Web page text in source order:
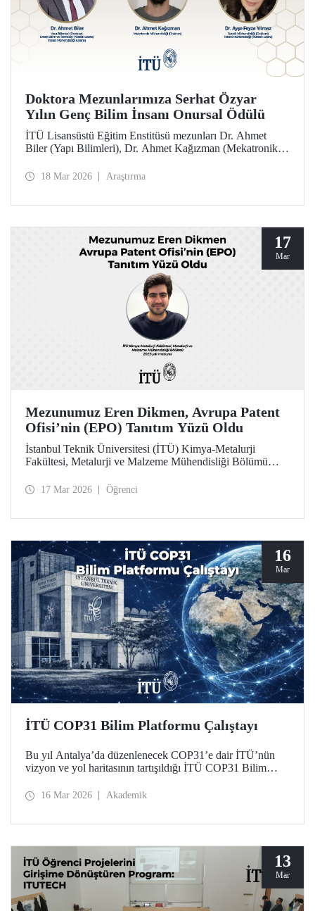
Doktora Mezunlarımıza Serhat Özyar
Yılın Genç Bilim İnsanı Onursal Ödülü
İTÜ Lisansüstü Eğitim Enstitüsü mezunları Dr. Ahmet
Biler (Yapı Bilimleri), Dr. Ahmet Kağızman (Mekatronik
Mühendisliği) doktora tezleri kapsamındaki çalışmalarıyla
18 Mar 2026 Araştırma
17
Mar
Mezunumuz Eren Dikmen, Avrupa Patent
Ofisi’nin (EPO) Tanıtım Yüzü Oldu
İstanbul Teknik Üniversitesi (İTÜ) Kimya-Metalurji
Fakültesi, Metalurji ve Malzeme Mühendisliği Bölümü
başvurduğu "Pan European Seal EPO Young
17 Mar 2026 Öğrenci
16
Mar
İTÜ COP31 Bilim Platformu Çalıştayı
Bu yıl Antalya’da düzenlenecek COP31’e dair İTÜ’nün
vizyon ve yol haritasının tartışıldığı İTÜ COP31 Bilim
Demirel Kültür Merkezimizde düzenlendi.
16 Mar 2026 Akademik
13
Mar